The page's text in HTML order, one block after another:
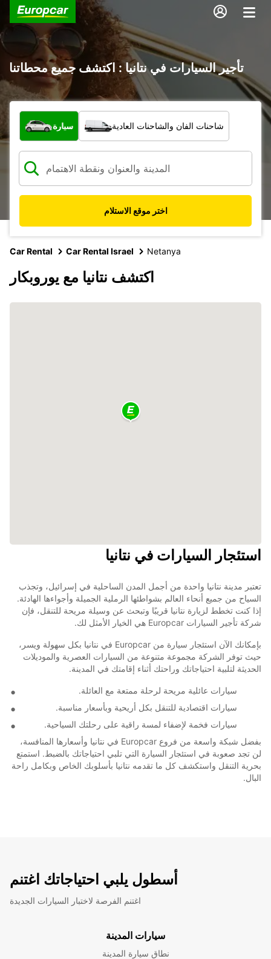
تأجير السيارات في نتانيا : اكتشف جميع محطاتنا
ما نوع المركبة؟
سيارة شاحنات الفان والشاحنات العادية
اختر موقع الاستلام
Car Rental Car Rental Israel Netanya
اكتشف نتانيا مع يوروبكار
استئجار السيارات في نتانيا
تعتبر مدينة نتانيا واحدة من أجمل المدن الساحلية في إسرائيل، وتجذب
السياح من جميع أنحاء العالم بشواطئها الرملية الجميلة وأجواءها الهادئة.
إذا كنت تخطط لزيارة نتانيا قريبًا وتبحث عن وسيلة مريحة للتنقل، فإن
شركة تأجير السيارات Europcar هي الخيار الأمثل لك.
بإمكانك الآن استئجار سيارة من Europcar في نتانيا بكل سهولة ويسر،
حيث توفر الشركة مجموعة متنوعة من السيارات العصرية والموديلات
الحديثة لتلبية احتياجاتك وراحتك أثناء إقامتك في المدينة.
سيارات عائلية مريحة لرحلة ممتعة مع العائلة.
سيارات اقتصادية للتنقل بكل أريحية وبأسعار مناسبة.
سيارات فخمة لإضفاء لمسة راقية على رحلتك السياحية.
بفضل شبكة واسعة من فروع Europcar في نتانيا وأسعارها المنافسة،
لن تجد صعوبة في استئجار السيارة التي تلبي احتياجاتك بالضبط. استمتع
بحرية التنقل واستكشف كل ما تقدمه نتانيا بأسلوبك الخاص وبكامل راحة
البال.
أسطول يلبي احتياجاتك اغتنم
اغتنم الفرصة لاختبار السيارات الجديدة
سيارات المدينة
نطاق سيارة المدينة